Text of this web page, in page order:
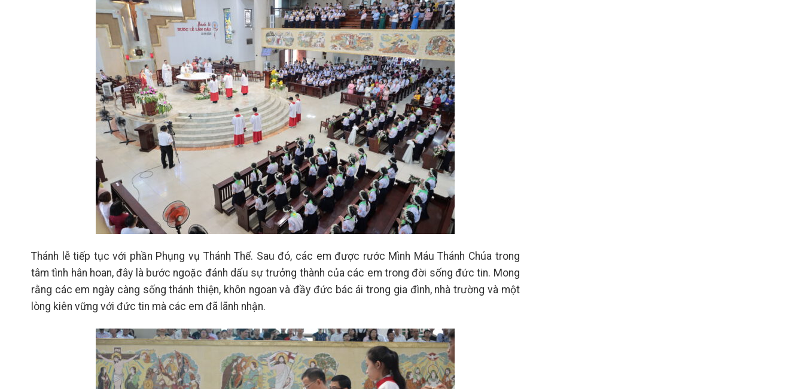
Thánh lễ tiếp tục với phần Phụng vụ Thánh Thể. Sau đó, các em được rước Mình Máu Thánh Chúa trong
tâm tình hân hoan, đây là bước ngoặc đánh dấu sự trưởng thành của các em trong đời sống đức tin. Mong
rằng các em ngày càng sống thánh thiện, khôn ngoan và đầy đức bác ái trong gia đình, nhà trường và một
lòng kiên vững với đức tin mà các em đã lãnh nhận.